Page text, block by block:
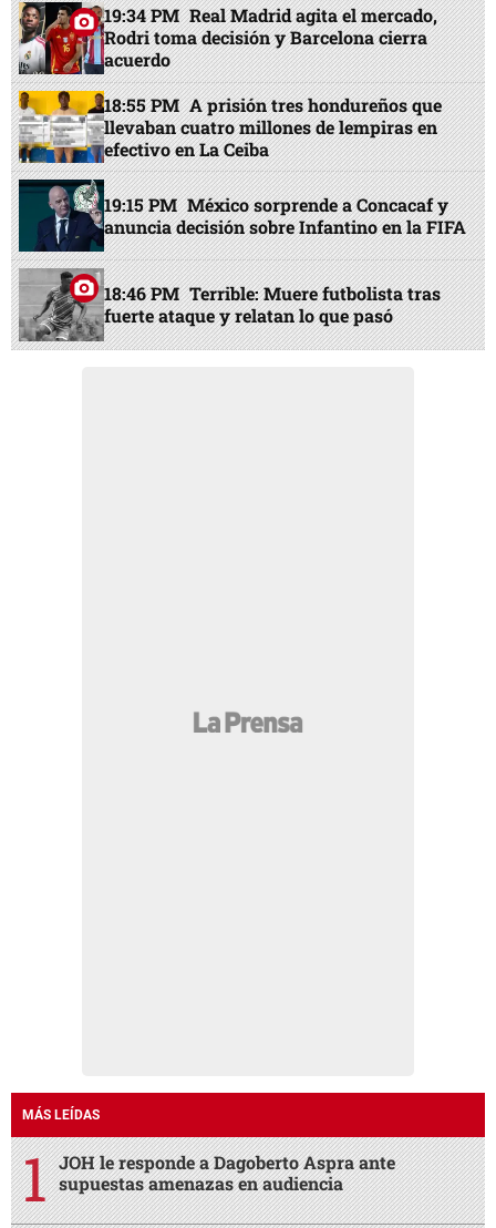
19:34 PM Real Madrid agita el mercado,
Rodri toma decisión y Barcelona cierra
acuerdo
18:55 PM A prisión tres hondureños que
llevaban cuatro millones de lempiras en
efectivo en La Ceiba
19:15 PM México sorprende a Concacaf y
anuncia decisión sobre Infantino en la FIFA
18:46 PM Terrible: Muere futbolista tras
fuerte ataque y relatan lo que pasó
MÁS LEÍDAS
JOH le responde a Dagoberto Aspra ante
supuestas amenazas en audiencia